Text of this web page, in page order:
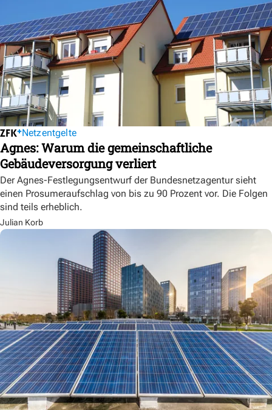
Netzentgelte
Agnes: Warum die gemeinschaftliche
Gebäudeversorgung verliert
Der Agnes-Festlegungsentwurf der Bundesnetzagentur sieht
einen Prosumeraufschlag von bis zu 90 Prozent vor. Die Folgen
sind teils erheblich.
Julian Korb